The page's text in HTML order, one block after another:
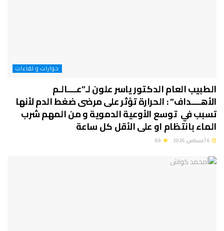
حوارات و لقاءات
الطبيب العام الدكتور ياسر علون لـ”عــــالـم
الأهــــداف” : الحرارة تؤثر على مرضى ضغط الدم لأنها
تسبب في توسع الأوعية الدموية و من المهم شرب
الماء بانتظام او على الأقل كل ساعة